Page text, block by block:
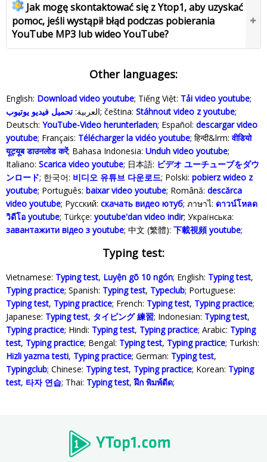
Jak mogę skontaktować się z Ytop1, aby uzyskać
pomoc, jeśli wystąpił błąd podczas pobierania
YouTube MP3 lub wideo YouTube?
Other languages:
English: Download video youtube; Tiếng Việt: Tải video youtube;
العربية: تحميل فيديو يوتيوب ; čeština: Stáhnout video z youtube;
Deutsch: YouTube-Video herunterladen; Español: descargar video
youtube; Français: Télécharger la vidéo youtube; हिन्दी&lrm:वीडियो
यूट्यूब डाउनलोड करें; Bahasa Indonesia‬: Unduh video youtube;
Italiano: Scarica video youtube; 日本語: ビデオ ユーチューブをダウ
ンロード; 한국어: 비디오 유튜브 다운로드; Polski‎: pobierz wideo z
youtube; Português: baixar video youtube; Română: descărca
video youtube; Русский: скачать видео ютуб; ภาษาไ: ดาวน์โหลด
วิดีโอ youtube; Türkçe‬: youtube'dan video indir; Українська‬:
завантажити відео з youtube; 中文 (繁體): 下載視頻 youtube;
Typing test:
Vietnamese: Typing test, Luyện gõ 10 ngón; English: Typing test,
Typing practice; Spanish: Typing test, Typeclub; Portuguese:
Typing test, Typing practice; French: Typing test, Typing practice;
Japanese: Typing test, タイピング 練習; Indonesian: Typing test,
Typing practice; Hindi: Typing test, Typing practice; Arabic: Typing
test, Typing practice; Bengal: Typing test, Typing practice; Turkish:
Hizli yazma testi, Typing practice; German: Typing test,
Typingclub; Chinese: Typing test, Typing practice; Korean: Typing
test, 타자 연습; Thai: Typing test,ฝึก พิมพ์ดีด;